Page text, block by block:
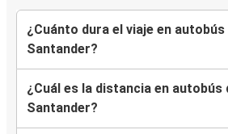
¿Cuánto dura el viaje en autobús
Santander?
¿Cuál es la distancia en autobús
Santander?